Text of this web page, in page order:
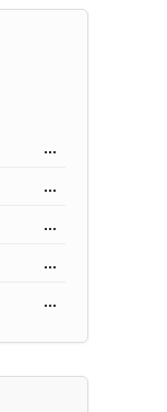
...
...
...
...
...